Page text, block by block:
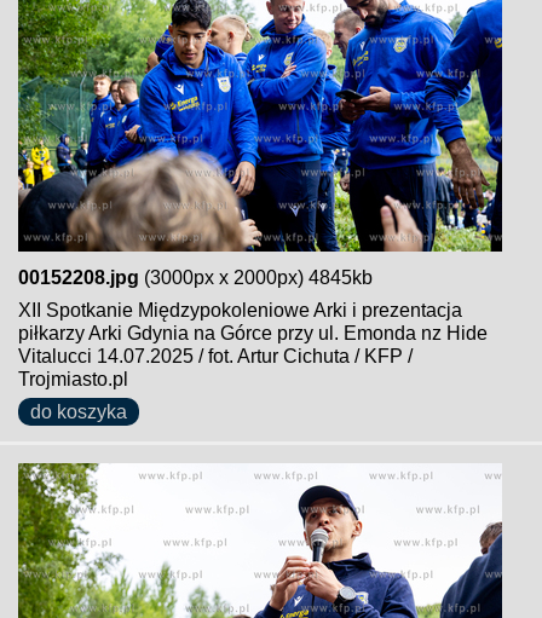
00152208.jpg (3000px x 2000px) 4845kb
XII Spotkanie Międzypokoleniowe Arki i prezentacja
piłkarzy Arki Gdynia na Górce przy ul. Emonda nz Hide
Vitalucci 14.07.2025 / fot. Artur Cichuta / KFP /
Trojmiasto.pl
do koszyka